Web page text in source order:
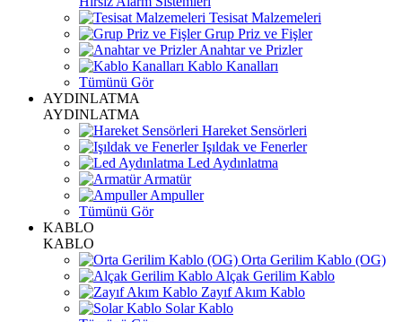
Tesisat Malzemeleri
Grup Priz ve Fişler
Anahtar ve Prizler
Kablo Kanalları
Tümünü Gör
AYDINLATMA
AYDINLATMA
Hareket Sensörleri
Işıldak ve Fenerler
Led Aydınlatma
Armatür
Ampuller
Tümünü Gör
KABLO
KABLO
Orta Gerilim Kablo (OG)
Alçak Gerilim Kablo
Zayıf Akım Kablo
Solar Kablo